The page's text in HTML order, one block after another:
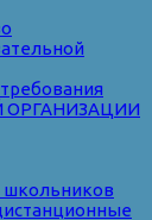
ОРГАНИЗАЦИИ
школьников